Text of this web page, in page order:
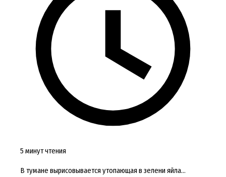
5 минут чтения
В тумане вырисовывается утопающая в зелени яйла…